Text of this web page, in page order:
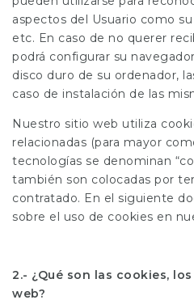
aspectos del Usuario como
etc. En caso de no querer
podrá configurar su
disco duro de su ordenador,
caso de instalación de las
Nuestro sitio web utiliza
relacionadas (para mayor
tecnologías se denominan
también son colocadas por
contratado. En el siguiente
sobre el uso de cookies en
2.- ¿Qué son las cookies,
web?